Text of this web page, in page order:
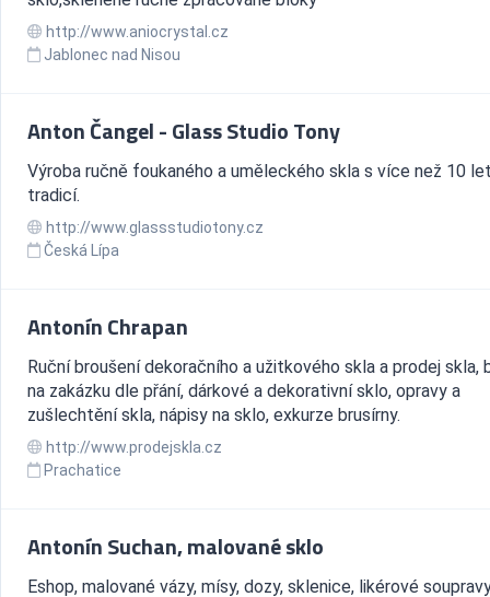
http://www.aniocrystal.cz
Jablonec nad Nisou
Anton Čangel - Glass Studio Tony
Výroba ručně foukaného a uměleckého skla s více než 10
tradicí.
http://www.glassstudiotony.cz
Česká Lípa
Antonín Chrapan
Ruční broušení dekoračního a užitkového skla a prodej skla,
na zakázku dle přání, dárkové a dekorativní sklo, opravy a
zušlechtění skla, nápisy na sklo, exkurze brusírny.
http://www.prodejskla.cz
Prachatice
Antonín Suchan, malované sklo
Eshop, malované vázy, mísy, dozy, sklenice, likérové